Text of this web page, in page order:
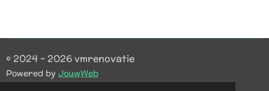
© 2024 - 2026 vmrenovatie
Powered by JouwWeb